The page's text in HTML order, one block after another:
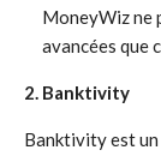
MoneyWiz ne
avancées que
2. Banktivity
Banktivity est